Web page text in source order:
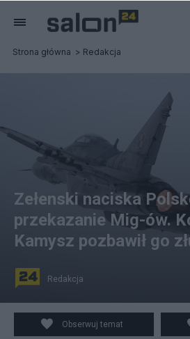
Strona główna Redakcja
Zełenski naciska
przekazanie Mig-ów.
Kamysz pozbawił go
Redakcja
Obserwuj temat